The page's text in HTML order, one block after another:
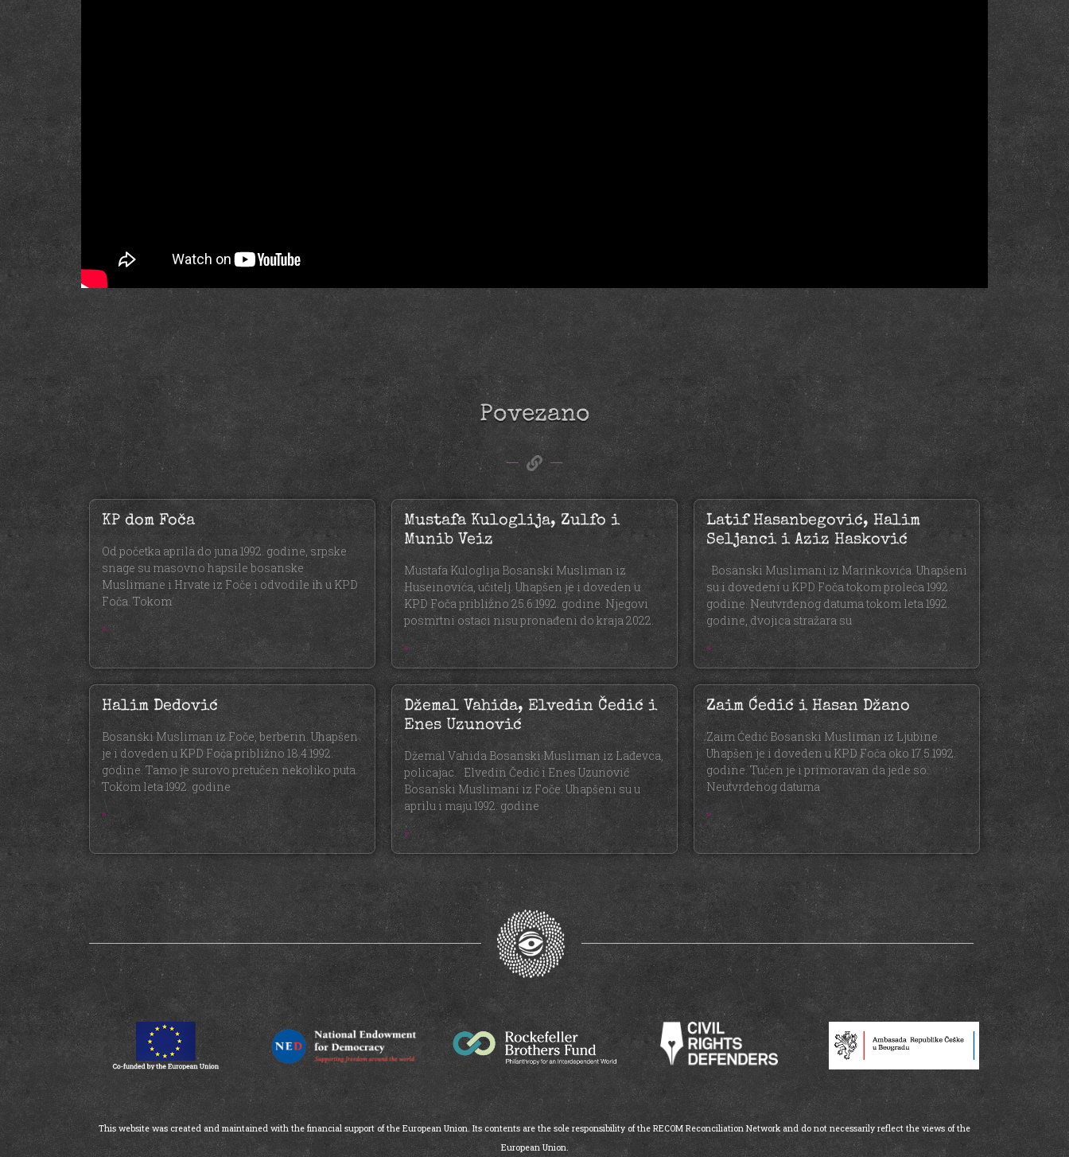
Povezano
KP dom Foča
Od početka aprila do juna 1992. godine, srpske
snage su masovno hapsile bosanske
Muslimane i Hrvate iz Foče i odvodile ih u KPD
Foča. Tokom
»
Mustafa Kuloglija, Zulfo i
Munib Veiz
Mustafa Kuloglija Bosanski Musliman iz
Huseinovića, učitelj. Uhapšen je i doveden u
KPD Foča približno 25.6.1992. godine. Njegovi
posmrtni ostaci nisu pronađeni do kraja 2022.
»
Latif Hasanbegović, Halim
Seljanci i Aziz Hasković
Bosanski Muslimani iz Marinkovića. Uhapšeni
su i dovedeni u KPD Foča tokom proleća 1992.
godine. Neutvrđenog datuma tokom leta 1992.
godine, dvojica stražara su
»
Halim Dedović
Bosanski Musliman iz Foče, berberin. Uhapšen
je i doveden u KPD Foča približno 18.4.1992.
godine. Tamo je surovo pretučen nekoliko puta.
Tokom leta 1992. godine
»
Džemal Vahida, Elvedin Čedić i
Enes Uzunović
Džemal Vahida Bosanski Musliman iz Lađevca,
policajac. Elvedin Čedić i Enes Uzunović
Bosanski Muslimani iz Foče. Uhapšeni su u
aprilu i maju 1992. godine
»
Zaim Ćedić i Hasan Džano
Zaim Ćedić Bosanski Musliman iz Ljubine.
Uhapšen je i doveden u KPD Foča oko 17.5.1992.
godine. Tučen je i primoravan da jede so.
Neutvrđenog datuma
»
This website was created and maintained with the financial support of the European Union. Its contents are the sole responsibility of the RECOM Reconciliation Network and do not necessarily reflect the views of the
European Union.